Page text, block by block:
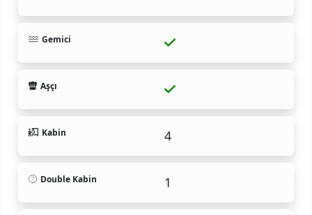
Gemici
Aşçı
Kabin 4
Double Kabin 1